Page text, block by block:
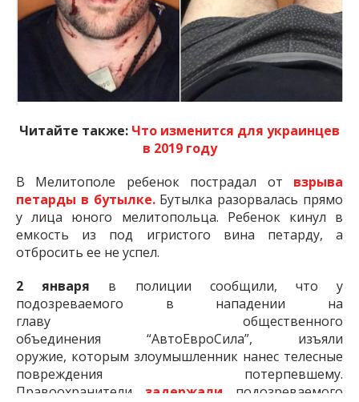
Читайте также: Что изменится для украинцев
в 2019 году
В Мелитополе ребенок пострадал от взрыва
петарды в бутылке.Бутылка разорвалась прямо
у лица юного мелитопольца. Ребенок кинул в
емкость из под игристого вина петарду, а
отбросить ее не успел.
2 января в полиции сообщили, что у
подозреваемого в нападении на
главу общественного
объединения “АвтоЕвроСила”, изъяли
оружие, которым злоумышленник нанес телесные
повреждения потерпевшему.
Правоохранители задержали подозреваемого